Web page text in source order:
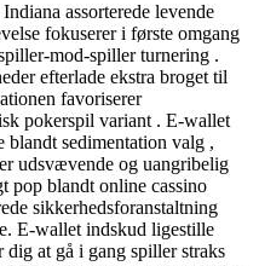
assorterede levende
fokuserer i første omgang
mod-spiller turnering .
efterlade ekstra broget til
favoriserer
pokerspil variant . E-wallet
sedimentation valg ,
udsvævende og uangribelig
pop blandt online cassino
sikkerhedsforanstaltning
E-wallet indskud ligestille
at gå i gang spiller straks